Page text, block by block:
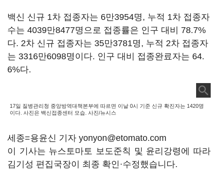
백신 신규 1차 접종자는 6만3954명, 누적 1차 접종자
수는 4039만8477명으로 접종률은 인구 대비 78.7%
다. 2차 신규 접종자는 35만3781명, 누적 2차 접종자
는 3316만6098명이다. 인구 대비 접종완료자는 64.
6%다.
17일 질병관리청 중앙방역대책본부에 따르면 이날 0시 기준 신규 확진자는 1420명
이다. 사진은 백신접종센터 모습. 사진/뉴시스
세종=용윤신 기자 yonyon@etomato.com
이 기사는 뉴스토마토 보도준칙 및 윤리강령에 따라
김기성 편집국장이 최종 확인·수정했습니다.